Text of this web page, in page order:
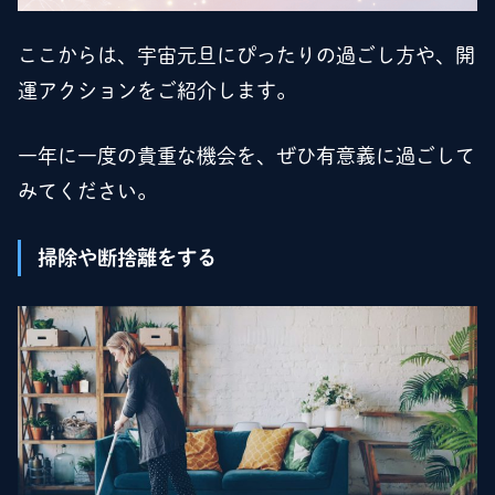
ここからは、宇宙元旦にぴったりの過ごし方や、開
運アクションをご紹介します。
一年に一度の貴重な機会を、ぜひ有意義に過ごして
みてください。
掃除や断捨離をする